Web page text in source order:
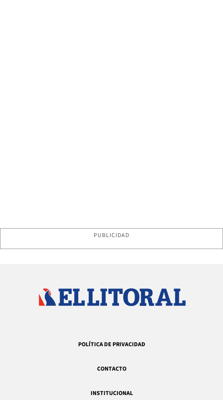
PUBLICIDAD
POLÍTICA DE PRIVACIDAD
CONTACTO
INSTITUCIONAL